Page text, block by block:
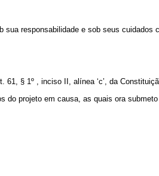
responsabilidade e sob seus cuidados
61, § 1º , inciso II, alínea ‘c’, da
projeto em causa, as quais ora